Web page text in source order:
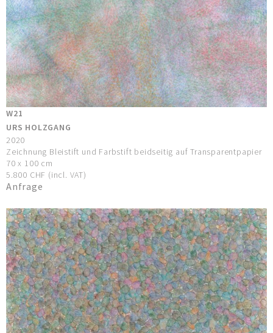
W21
URS HOLZGANG
2020
Zeichnung Bleistift und Farbstift beidseitig auf Transparentpapier
70 x 100 cm
5.800 CHF (incl. VAT)
Anfrage